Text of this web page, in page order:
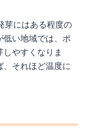
芽にはある程度の
い地域では、ポ
やすくなりま
それほど温度に